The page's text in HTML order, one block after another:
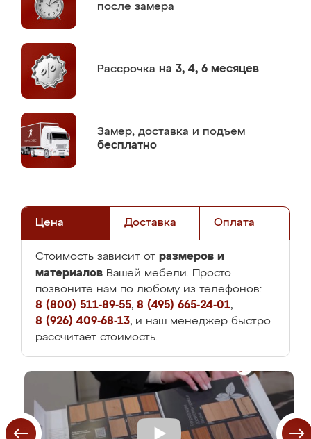
после замера
Рассрочка на 3, 4, 6 месяцев
Замер, доставка и подъем
бесплатно
Цена Доставка Оплата
Стоимость зависит от размеров и
материалов Вашей мебели. Просто
позвоните нам по любому из телефонов:
8 (800) 511-89-55, 8 (495) 665-24-01,
8 (926) 409-68-13, и наш менеджер быстро
рассчитает стоимость.